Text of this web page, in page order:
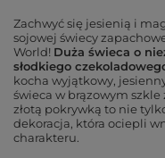
Zachwyć się jesienią i
sojowej świecy
World! Duża świeca o
słodkiego
kocha wyjątkowy,
świeca w brązowym
złotą pokrywką to nie
dekoracja, która ociepli
charakteru.